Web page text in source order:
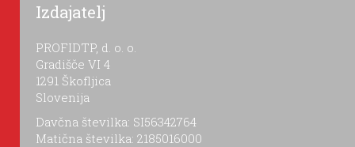
Izdajatelj
PROFIDTP, d. o. o.
Gradišče VI 4
1291 Škofljica
Slovenija
Davčna številka: SI56342764
Matična številka: 2185016000